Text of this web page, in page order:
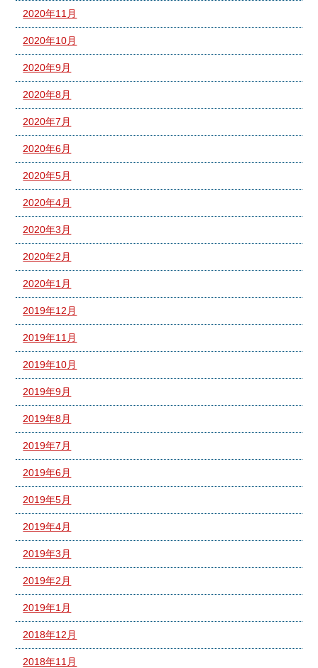
2020年11月
2020年10月
2020年9月
2020年8月
2020年7月
2020年6月
2020年5月
2020年4月
2020年3月
2020年2月
2020年1月
2019年12月
2019年11月
2019年10月
2019年9月
2019年8月
2019年7月
2019年6月
2019年5月
2019年4月
2019年3月
2019年2月
2019年1月
2018年12月
2018年11月